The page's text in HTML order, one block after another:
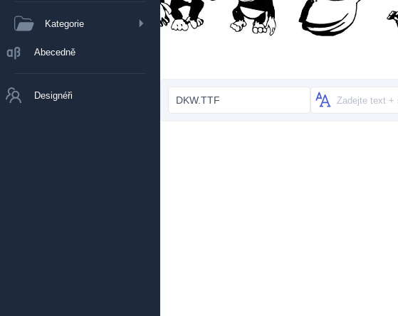
Kategorie
Abecedně
Designéři DKW.TTF